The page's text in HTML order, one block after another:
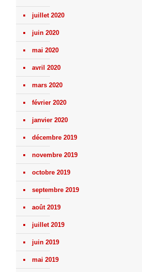
juillet 2020
juin 2020
mai 2020
avril 2020
mars 2020
février 2020
janvier 2020
décembre 2019
novembre 2019
octobre 2019
septembre 2019
août 2019
juillet 2019
juin 2019
mai 2019